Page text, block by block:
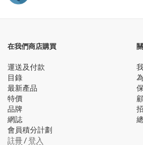
在我們商店購買
運送及付款
目錄
最新產品
特價
品牌
網誌
會員積分計劃
註冊/登入